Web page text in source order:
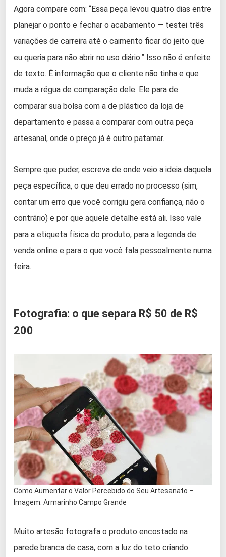
Agora compare com: “Essa peça levou quatro dias entre
planejar o ponto e fechar o acabamento — testei três
variações de carreira até o caimento ficar do jeito que
eu queria para não abrir no uso diário.” Isso não é enfeite
de texto. É informação que o cliente não tinha e que
muda a régua de comparação dele. Ele para de
comparar sua bolsa com a de plástico da loja de
departamento e passa a comparar com outra peça
artesanal, onde o preço já é outro patamar.
Sempre que puder, escreva de onde veio a ideia daquela
peça específica, o que deu errado no processo (sim,
contar um erro que você corrigiu gera confiança, não o
contrário) e por que aquele detalhe está ali. Isso vale
para a etiqueta física do produto, para a legenda de
venda online e para o que você fala pessoalmente numa
feira.
Fotografia: o que separa R$ 50 de R$
200
Como Aumentar o Valor Percebido do Seu Artesanato –
Imagem: Armarinho Campo Grande
Muito artesão fotografa o produto encostado na
parede branca de casa, com a luz do teto criando